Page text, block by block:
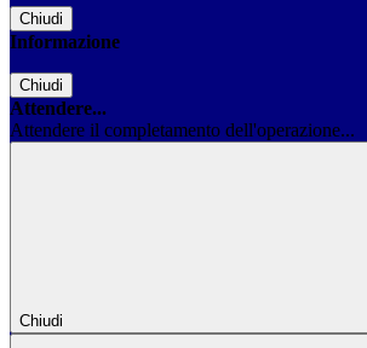
Chiudi
Informazione
Chiudi
Attendere...
Attendere il completamento dell'operazione...
Chiudi